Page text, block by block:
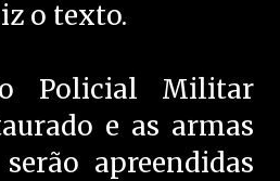
o texto.
Policial Militar
e as armas
apreendidas